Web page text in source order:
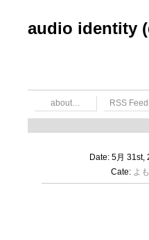
audio identity
about… RSS Feed
Date: 5月 31st,
Cate: よ